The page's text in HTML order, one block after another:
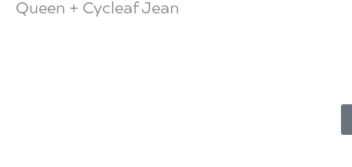
Queen + Cycleaf Jean